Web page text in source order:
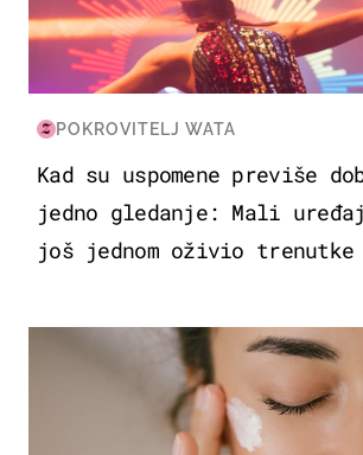
POKROVITELJ WATA
Kad su uspomene previše
jedno gledanje: Mali
još jednom oživio
MODA & LJEPOTA